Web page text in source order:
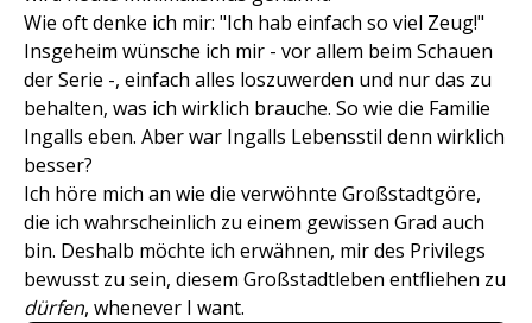
Wie oft denke ich mir: "Ich hab einfach so viel Zeug!"
Insgeheim wünsche ich mir - vor allem beim Schauen
der Serie -, einfach alles loszuwerden und nur das zu
behalten, was ich wirklich brauche. So wie die Familie
Ingalls eben. Aber war Ingalls Lebensstil denn wirklich
besser?
Ich höre mich an wie die verwöhnte Großstadtgöre,
die ich wahrscheinlich zu einem gewissen Grad auch
bin. Deshalb möchte ich erwähnen, mir des Privilegs
bewusst zu sein, diesem Großstadtleben entfliehen zu
dürfen, whenever I want.